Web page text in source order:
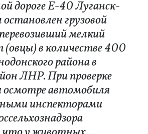
дороге Е-40 Луганск-
грузовой
мелкий
в количестве 400
района в
ЛНР. При проверке
осмотре автомобиля
инспекторами